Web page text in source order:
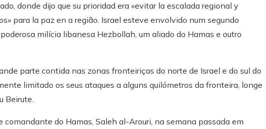
donde dijo que su prioridad era «evitar la escalada regional y
para la paz en a região. Israel esteve envolvido num segundo
milícia libanesa Hezbollah, um aliado do Hamas e outro
parte contida nas zonas fronteiriças do norte de Israel e do sul do
limitado os seus ataques a alguns quilómetros da fronteira, longe
Beirute.
do Hamas, Saleh al-Arouri, na semana passada em